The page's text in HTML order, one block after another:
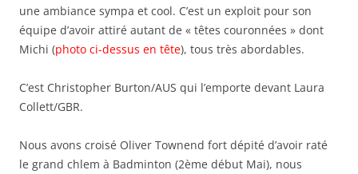
une ambiance sympa et cool. C’est un exploit pour son
équipe d’avoir attiré autant de « têtes couronnées » dont
Michi (photo ci-dessus en tête), tous très abordables.
C’est Christopher Burton/AUS qui l’emporte devant Laura
Collett/GBR.
Nous avons croisé Oliver Townend fort dépité d’avoir raté
le grand chlem à Badminton (2ème début Mai), nous